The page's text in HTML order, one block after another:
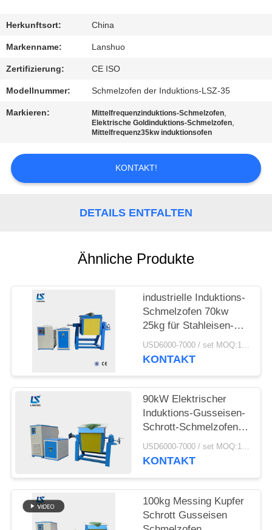
SIE
MIT
UNS
IN
VERBINDUNG
FORDERN
DATENSCHUTZRICHTLINIE
Herkunftsort: China
Markenname: Lanshuo
Zertifizierung: CE ISO
Modellnummer: Schmelzofen der Induktions-LSZ-35
Markieren: Mittelfrequenzinduktions-Schmelzofen,
Elektrische Goldinduktions-Schmelzofen,
Mittelfrequenz35kw induktionsofen
KONTAKT!
DETAILS ENTFALTEN
Ähnliche Produkte
industrielle Induktions-
Schmelzofen 70kw
25kg für Stahleisen-
Aluminium-Altmetall
USD6000-7000 / set MOQ:1 Satz
KONTAKT
90kW Elektrischer
Induktions-Gusseisen-
Schrott-Schmelzofen
mit Tiegeln
USD6000-7000 / set MOQ:1 Satz
KONTAKT
100kg Messing Kupfer
Schrott Gusseisen